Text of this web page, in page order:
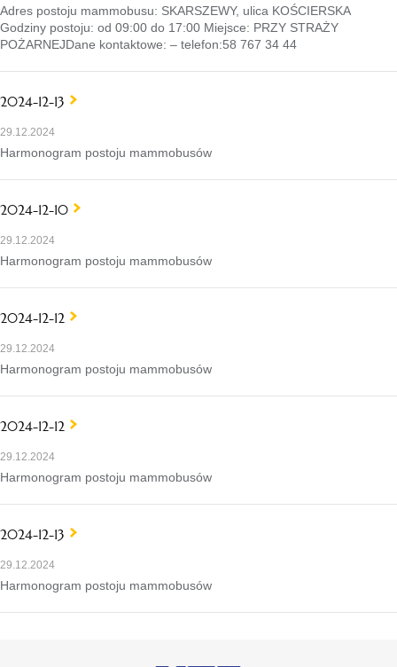
Adres postoju mammobusu: SKARSZEWY, ulica KOŚCIERSKA
Godziny postoju: od 09:00 do 17:00 Miejsce: PRZY STRAŻY
POŻARNEJDane kontaktowe: – telefon:58 767 34 44
2024-12-13
29.12.2024
Harmonogram postoju mammobusów
2024-12-10
29.12.2024
Harmonogram postoju mammobusów
2024-12-12
29.12.2024
Harmonogram postoju mammobusów
2024-12-12
29.12.2024
Harmonogram postoju mammobusów
2024-12-13
29.12.2024
Harmonogram postoju mammobusów